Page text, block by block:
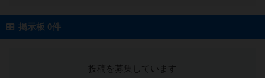
掲示板 0件
投稿を募集しています